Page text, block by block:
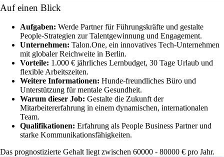
Auf einen Blick
Aufgaben: Werde Partner für Führungskräfte und gestalte
People-Strategien zur Talentgewinnung und Engagement.
Unternehmen: Talon.One, ein innovatives Tech-Unternehmen
mit globaler Reichweite in Berlin.
Vorteile: 1.000 € jährliches Lernbudget, 30 Tage Urlaub und
flexible Arbeitszeiten.
Weitere Informationen: Hunde-freundliches Büro und
Unterstützung für mentale Gesundheit.
Warum dieser Job: Gestalte die Zukunft der
Mitarbeitererfahrung in einem dynamischen, internationalen
Team.
Qualifikationen: Erfahrung als People Business Partner und
starke Kommunikationsfähigkeiten.
Das prognostizierte Gehalt liegt zwischen 60000 - 80000 € pro Jahr.